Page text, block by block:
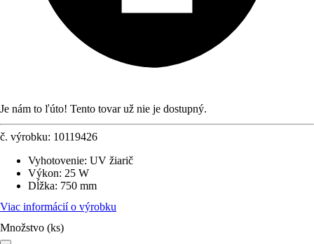
Je nám to ľúto! Tento tovar už nie je dostupný.
č. výrobku: 10119426
Vyhotovenie: UV žiarič
Výkon: 25 W
Dĺžka: 750 mm
Viac informácií o výrobku
Množstvo (ks)